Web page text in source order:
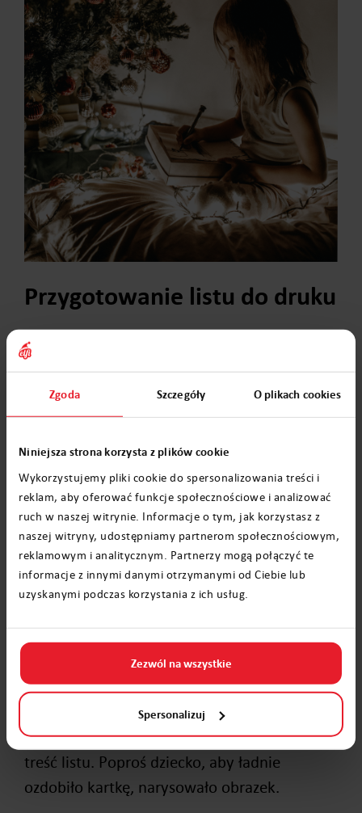
Zgoda Szczegóły O plikach cookies
Niniejsza strona korzysta z plików cookie
Wykorzystujemy pliki cookie do spersonalizowania treści i
reklam, aby oferować funkcje społecznościowe i analizować
ruch w naszej witrynie. Informacje o tym, jak korzystasz z
naszej witryny, udostępniamy partnerom społecznościowym,
reklamowym i analitycznym. Partnerzy mogą połączyć te
informacje z innymi danymi otrzymanymi od Ciebie lub
uzyskanymi podczas korzystania z ich usług.
Zezwól na wszystkie
Spersonalizuj
Przygotowanie listu do druku
W dobie nowoczesnych technologii możecie
wspólnie z dzieckiem napisać list,
wykorzystując do tego komputer. Z
pewnością będziesz musieć nieco pomóc
swojemu maluchowi, choć obecnie coraz
młodsze dzieci dość dobrze radzą sobie z
pisaniem na komputerowej klawiaturze.
Warto przygotować taki list do druku. Jeśli
zastanawiasz się, w jaki sposób wydrukować
list do świętego Mikołaja, zadbaj o szczegóły.
Postaraj się wydrukować list na ładnym i
ozdobnym papierze, kupując w sklepie
papierniczym papier a4, kolorowy. Taki
papier, podobnie jak zwykły, biały, swobodnie
możesz włożyć go do drukarki i wydrukować
treść listu. Poproś dziecko, aby ładnie
ozdobiło kartkę, narysowało obrazek.